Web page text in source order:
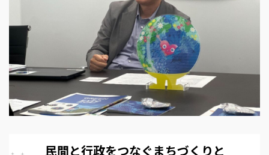
民間と行政をつなぐまちづくりと